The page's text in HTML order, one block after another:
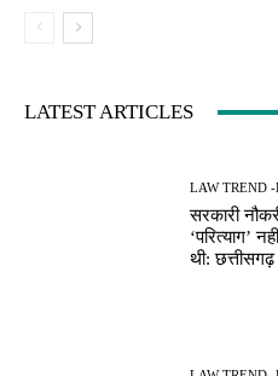
LATEST ARTICLES
LAW TREND
सरकारी
‘परित्याग’
थी: छत्तीसगढ़